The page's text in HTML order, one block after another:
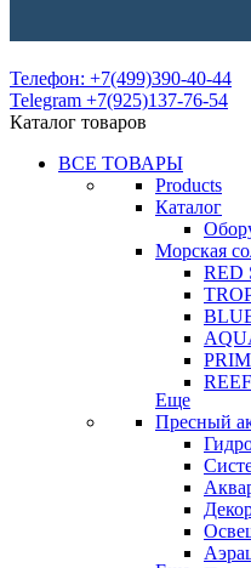
Телефон: +7(499)390-40-44
Telegram +7(925)137-76-54
Каталог товаров
ВСЕ ТОВАРЫ
Products
Каталог
Морская
RED
Еще
Пресный